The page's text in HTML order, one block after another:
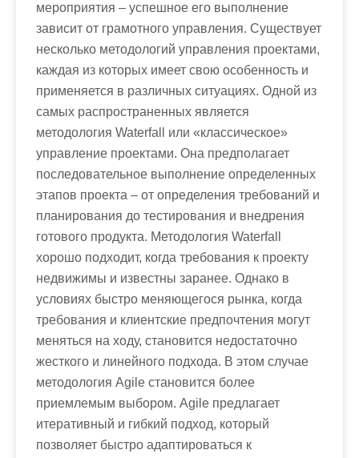
мероприятия – успешное его выполнение
зависит от грамотного управления. Существует
несколько методологий управления проектами,
каждая из которых имеет свою особенность и
применяется в различных ситуациях. Одной из
самых распространенных является
методология Waterfall или «классическое»
управление проектами. Она предполагает
последовательное выполнение определенных
этапов проекта – от определения требований и
планирования до тестирования и внедрения
готового продукта. Методология Waterfall
хорошо подходит, когда требования к проекту
недвижимы и известны заранее. Однако в
условиях быстро меняющегося рынка, когда
требования и клиентские предпочтения могут
меняться на ходу, становится недостаточно
жесткого и линейного подхода. В этом случае
методология Agile становится более
приемлемым выбором. Agile предлагает
итеративный и гибкий подход, который
позволяет быстро адаптироваться к